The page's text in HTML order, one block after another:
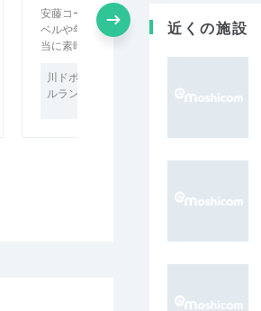
安藤コーチのイベントは本当に皆さんのレ
ベルや年齢も様々なのですが、一体感が本
当に素晴らしいし、皆さんと一緒に美味…
川ドボン！はじめての室生寺絶景トレイ
ルラン
近くの施設